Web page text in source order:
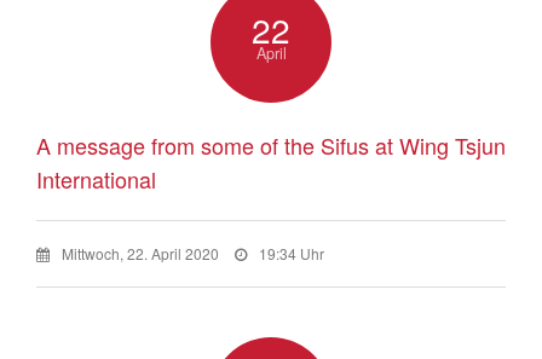
22
April
A message from some of the Sifus at Wing Tsjun
International
Mittwoch, 22. April 2020 19:34 Uhr